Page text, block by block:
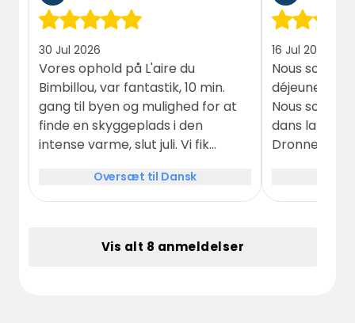
30 Jul 2026
Vores ophold på L'aire du
Bimbillou, var fantastik, 10 min.
gang til byen og mulighed for at
finde en skyggeplads i den
intense varme, slut juli. Vi fik
personalet og besøgte museet,
som havde en spændende
Oversæt til Dansk
16 Jul 2026
Nous
déjeuner, lieu tranquille et arboré.
Nous
dans la
Dronne, puis
Troquet.
Vis alt 8 anmeldelser